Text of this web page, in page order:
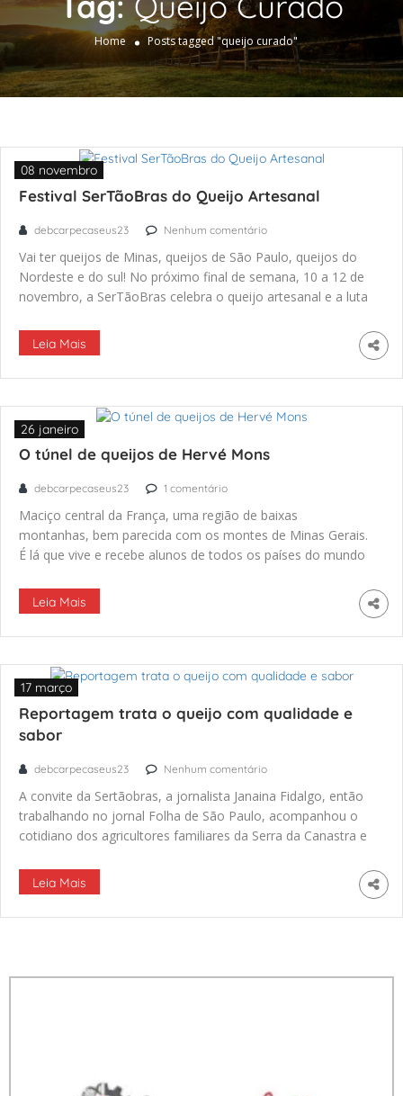
Home Posts tagged "queijo curado"
Festival SerTãoBras do Queijo Artesanal
08 novembro
debcarpecaseus23 Nenhum comentário
Vai ter queijos de Minas, queijos de São Paulo, queijos do
Nordeste e do sul! No próximo final de semana, 10 a 12 de
novembro, a SerTãoBras celebra o queijo artesanal e a luta
produção do queijo de leite cru brasileiro com produtores,
comerciantes, autoridades […]
Leia Mais
O túnel de queijos de Hervé Mons
26 janeiro
debcarpecaseus23 1 comentário
Maciço central da França, uma região de baixas
montanhas, bem parecida com os montes de Minas Gerais.
É lá que vive e recebe alunos de todos os países do mundo
Leia Mais
Reportagem trata o queijo com qualidade e
sabor
17 março
debcarpecaseus23 Nenhum comentário
A convite da Sertãobras, a jornalista Janaina Fidalgo, então
trabalhando no jornal Folha de São Paulo, acompanhou o
cotidiano dos agricultores familiares da Serra da Canastra e
Leia Mais